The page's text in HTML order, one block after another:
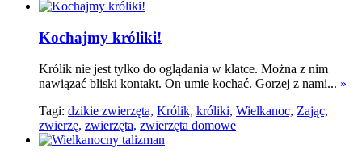
Kochajmy króliki!
Królik nie jest tylko do oglądania w klatce. Można z nim
nawiązać bliski kontakt. On umie kochać. Gorzej z nami... »
Tagi: dzikie zwierzęta, Królik, króliki, Wielkanoc, Zając,
zwierzę, zwierzęta, zwierzęta domowe